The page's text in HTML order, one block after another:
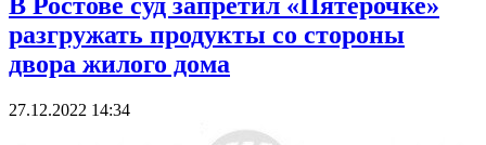
разгружать продукты со стороны
двора жилого дома
27.12.2022 14:34